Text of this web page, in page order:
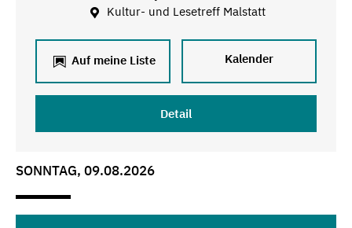
Kultur- und Lesetreff Malstatt
Auf meine Liste Kalender
Detail
SONNTAG, 09.08.2026